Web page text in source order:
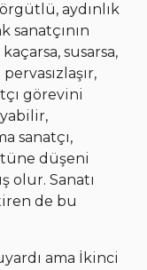
aydınlık
sanatçının
susarsa,
görevini
sanatçı,
düşeni
olur. Sanatı
de bu
ama İkinci